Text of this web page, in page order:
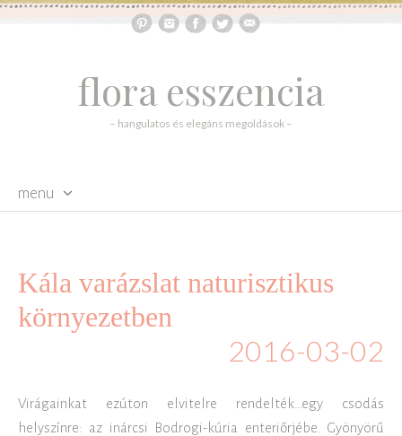
flora esszencia
– hangulatos és elegáns megoldások –
menu
Kála varázslat naturisztikus
környezetben
2016-03-02
Virágainkat ezúton elvitelre rendelték…egy csodás
helyszínre: az inárcsi Bodrogi-kúria enteriőrjébe. Gyönyörű